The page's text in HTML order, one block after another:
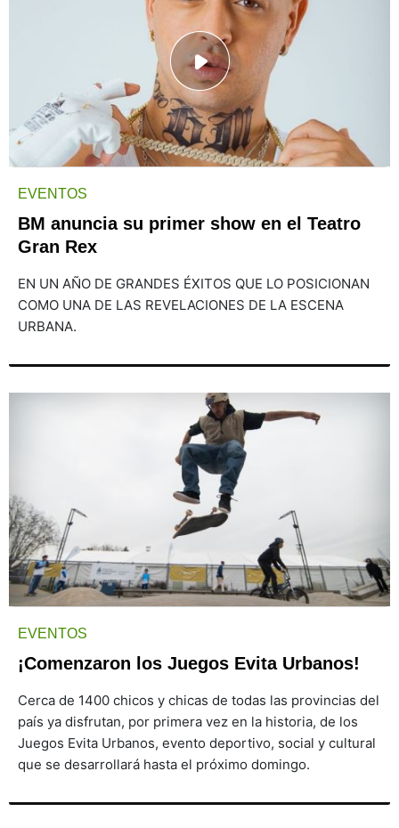
EVENTOS
BM anuncia su primer show en el Teatro
Gran Rex
EN UN AÑO DE GRANDES ÉXITOS QUE LO POSICIONAN
COMO UNA DE LAS REVELACIONES DE LA ESCENA
URBANA.
EVENTOS
¡Comenzaron los Juegos Evita Urbanos!
Cerca de 1400 chicos y chicas de todas las provincias del
país ya disfrutan, por primera vez en la historia, de los
Juegos Evita Urbanos, evento deportivo, social y cultural
que se desarrollará hasta el próximo domingo.